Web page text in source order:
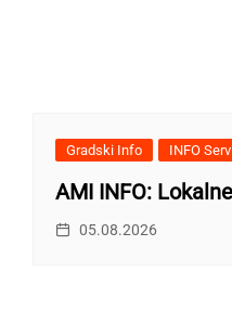
Gradski Info INFO
AMI INFO:
05.08.2026